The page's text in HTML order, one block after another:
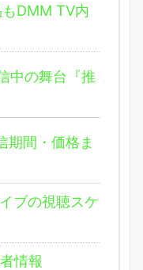
DMM TV内
中の舞台『推
期間・価格ま
ブの視聴スケ
情報